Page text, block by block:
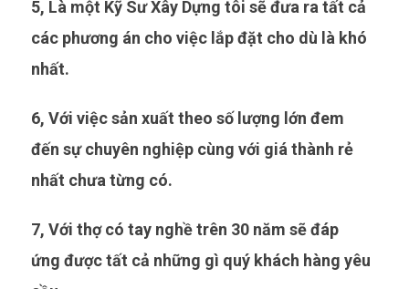
5, Là một Kỹ Sư Xây Dựng tôi sẽ đưa ra tất cả
các phương án cho việc lắp đặt cho dù là khó
nhất.
6, Với việc sản xuất theo số lượng lớn đem
đến sự chuyên nghiệp cùng với giá thành rẻ
nhất chưa từng có.
7, Với thợ có tay nghề trên 30 năm sẽ đáp
ứng được tất cả những gì quý khách hàng yêu